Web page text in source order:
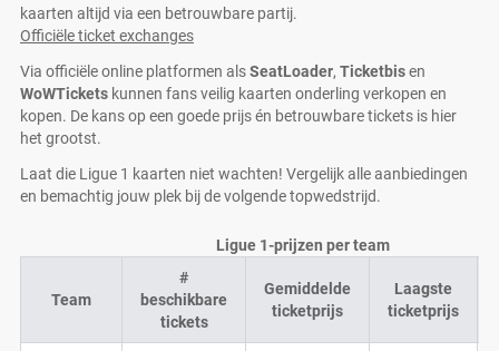
kaarten altijd via een betrouwbare partij.
Officiële ticket exchanges
Via officiële online platformen alsSeatLoader, Ticketbisen
WoWTickets kunnen fans veilig kaarten onderling verkopen en
kopen. De kans op een goede prijs én betrouwbare tickets is hier
het grootst.
Laat die Ligue 1 kaarten niet wachten! Vergelijk alle aanbiedingen
en bemachtig jouw plek bij de volgende topwedstrijd.
Ligue 1-prijzen per team
Team
#
beschikbare
tickets
Gemiddelde
ticketprijs
Laagste
ticketprijs